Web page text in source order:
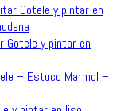
Gotele y pintar en
Gotele y pintar en
– Estuco Marmol –